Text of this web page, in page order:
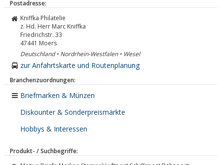
Postadresse:
Kniffka Philatelie
z. Hd. Herr Marc Kniffka
Friedrichstr. 33
47441 Moers
Deutschland • Nordrhein-Westfalen • Wesel
zur Anfahrtskarte und Routenplanung
Branchenzuordnungen:
Briefmarken & Münzen
Diskounter & Sonderpreismärkte
Hobbys & Interessen
Produkt- / Suchbegriffe: